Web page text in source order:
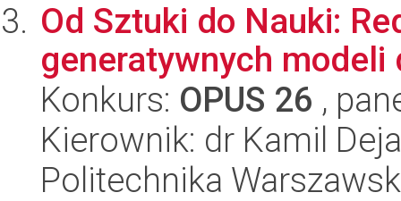
Od Sztuki do Nauki:
generatywnych modeli
Konkurs: OPUS 26 ,
Kierownik: dr Kamil Deja
Politechnika